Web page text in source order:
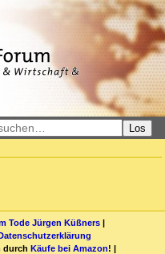
Los
Tode Jürgen Küßners |
durch Käufe bei Amazon! |